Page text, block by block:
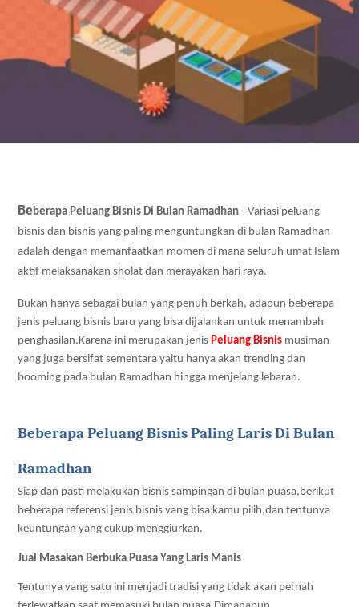
Beberapa Peluang Bisnis Di Bulan Ramadhan - Variasi peluang
bisnis dan bisnis yang paling menguntungkan di bulan Ramadhan
adalah dengan memanfaatkan momen di mana seluruh umat Islam
aktif melaksanakan sholat dan merayakan hari raya.
Bukan hanya sebagai bulan yang penuh berkah, adapun beberapa
jenis peluang bisnis baru yang bisa dijalankan untuk menambah
penghasilan.Karena ini merupakan jenis Peluang Bisnis musiman
yang juga bersifat sementara yaitu hanya akan trending dan
booming pada bulan Ramadhan hingga menjelang lebaran.
Beberapa Peluang Bisnis Paling Laris Di Bulan
Ramadhan
Siap dan pasti melakukan bisnis sampingan di bulan puasa,berikut
beberapa referensi jenis bisnis yang bisa kamu pilih,dan tentunya
keuntungan yang cukup menggiurkan.
Jual Masakan Berbuka Puasa Yang Laris Manis
Tentunya yang satu ini menjadi tradisi yang tidak akan pernah